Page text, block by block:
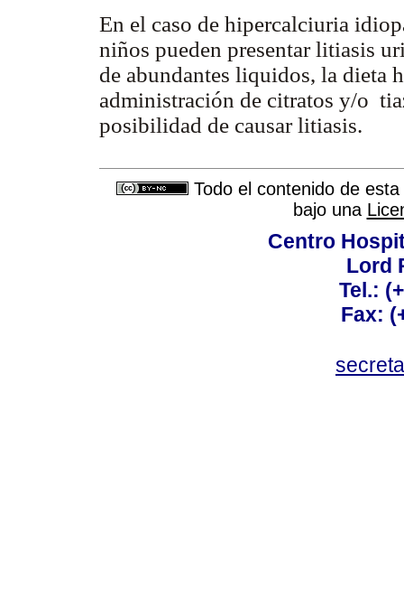
En el caso de hipercalciuria
niños pueden presentar litiasis
de abundantes liquidos, la dieta
administración de citratos y/o
posibilidad de causar litiasis.
Todo el contenido de
bajo una
Centro
Lord
Tel.:
Fax: